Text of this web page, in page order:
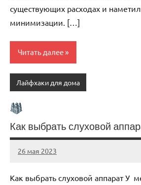
существующих расходах и
минимизации. […]
Читать далее
Лайфхаки для дома
Как выбрать слуховой
26 мая 2023
organic63_ru
Нет
Как выбрать слуховой аппарат У